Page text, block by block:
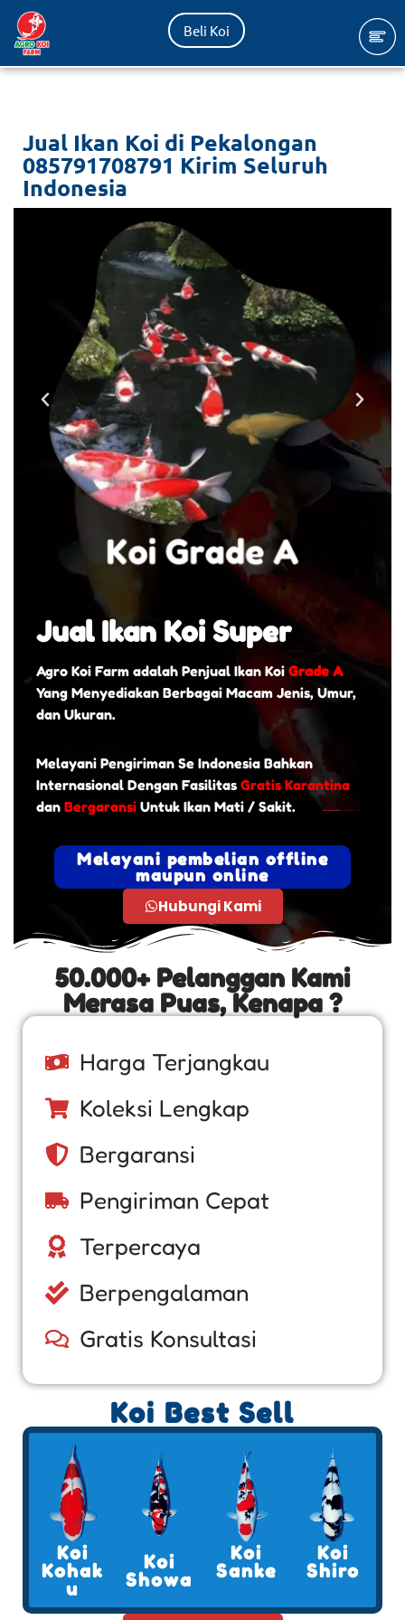
Lompat
ke
Beli Koi
Jual Ikan Koi di Pekalongan
085791708791 Kirim Seluruh
Indonesia
Jual Ikan Koi Super
Agro Koi Farm adalah Penjual Ikan Koi Grade A
Yang Menyediakan Berbagai Macam Jenis, Umur,
dan Ukuran.
Melayani Pengiriman Se Indonesia Bahkan
Internasional Dengan Fasilitas Gratis Karantina
dan Bergaransi Untuk Ikan Mati / Sakit.
Melayani pembelian offline
maupun online
Hubungi Kami
50.000+ Pelanggan Kami
Merasa Puas, Kenapa ?
Harga Terjangkau
Koleksi Lengkap
Bergaransi
Pengiriman Cepat
Terpercaya
Berpengalaman
Gratis Konsultasi
Koi Best Sell
Koi
Kohak
u
Koi
Showa
Koi
Sanke
Koi
Shiro